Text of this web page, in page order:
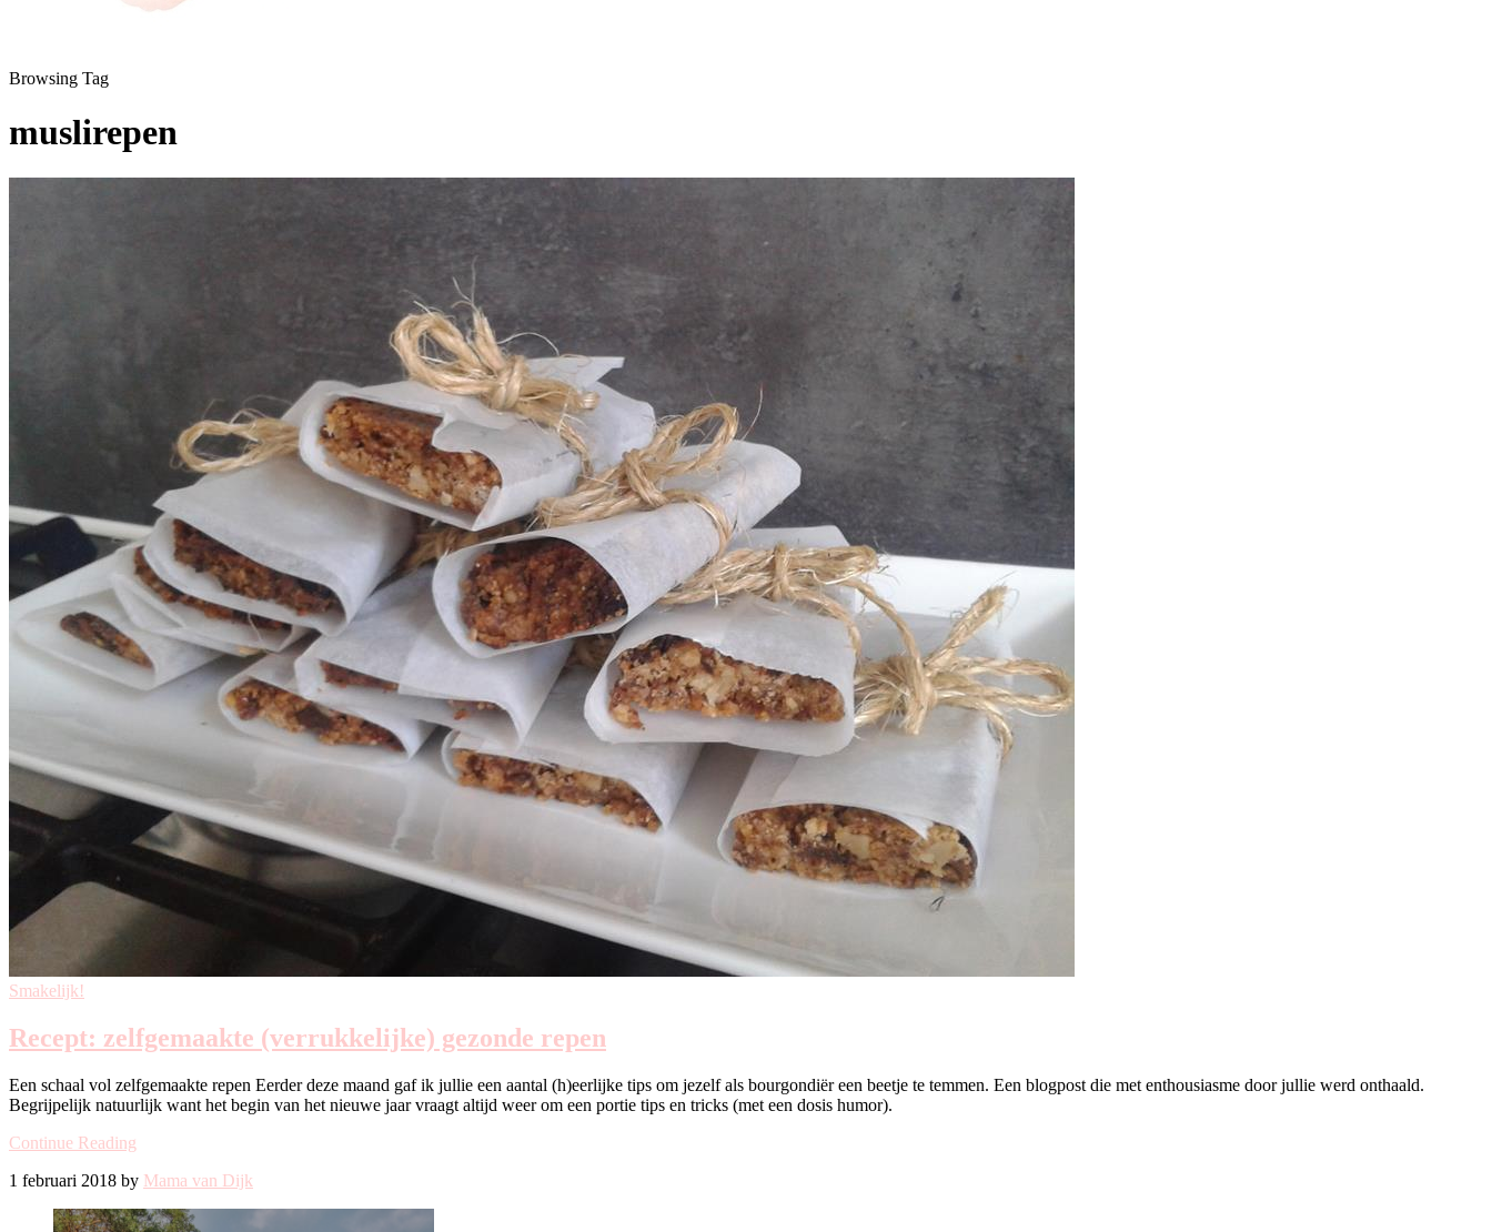
Browsing Tag
muslirepen
Smakelijk!
Recept: zelfgemaakte (verrukkelijke) gezonde repen
Een schaal vol zelfgemaakte repen Eerder deze maand gaf ik jullie een aantal (h)eerlijke tips om jezelf als bourgondiër een beetje te temmen. Een blogpost die met enthousiasme door jullie werd onthaald.
Begrijpelijk natuurlijk want het begin van het nieuwe jaar vraagt altijd weer om een portie tips en tricks (met een dosis humor).
Continue Reading
1 februari 2018 by Mama van Dijk